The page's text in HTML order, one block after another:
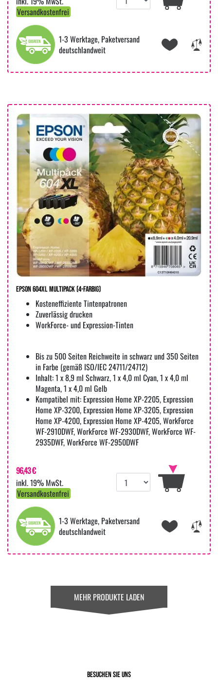
Versandkostenfrei
1-3 Werktage, Paketversand
deutschlandweit
Epson 604XL Multipack (4-farbig)
Kosteneffiziente Tintenpatronen
Zuverlässig drucken
WorkForce- und Expression-Tinten
Bis zu 500 Seiten Reichweite in schwarz und 350 Seiten
in Farbe (gemäß ISO/IEC 24711/24712)
Inhalt: 1 x 8,9 ml Schwarz, 1 x 4,0 ml Cyan, 1 x 4,0 ml
Magenta, 1 x 4,0 ml Gelb
Kompatibel mit: Expression Home XP-2205, Expression
Home XP-3200, Expression Home XP-3205, Expression
Home XP-4200, Expression Home XP-4205, WorkForce
WF-2910DWF, WorkForce WF-2930DWF, WorkForce WF-
2935DWF, WorkForce WF-2950DWF
96,43 €
inkl. 19% MwSt.
Versandkostenfrei
1-3 Werktage, Paketversand
deutschlandweit
MEHR PRODUKTE LADEN
Besuchen Sie uns